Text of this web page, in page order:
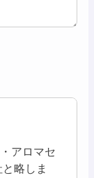
アロマセ
略しま